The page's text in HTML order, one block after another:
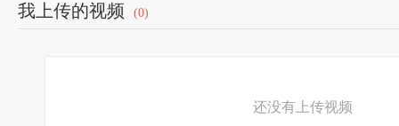
我上传的视频 (0)
还没有上传视频